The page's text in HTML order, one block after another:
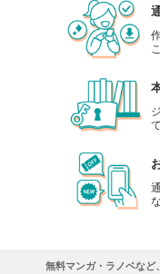
無料マンガ・ラノベなど